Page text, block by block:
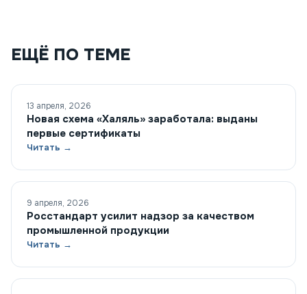
ЕЩЁ ПО ТЕМЕ
13 апреля, 2026
Новая схема «Халяль» заработала: выданы
первые сертификаты
Читать →
9 апреля, 2026
Росстандарт усилит надзор за качеством
промышленной продукции
Читать →